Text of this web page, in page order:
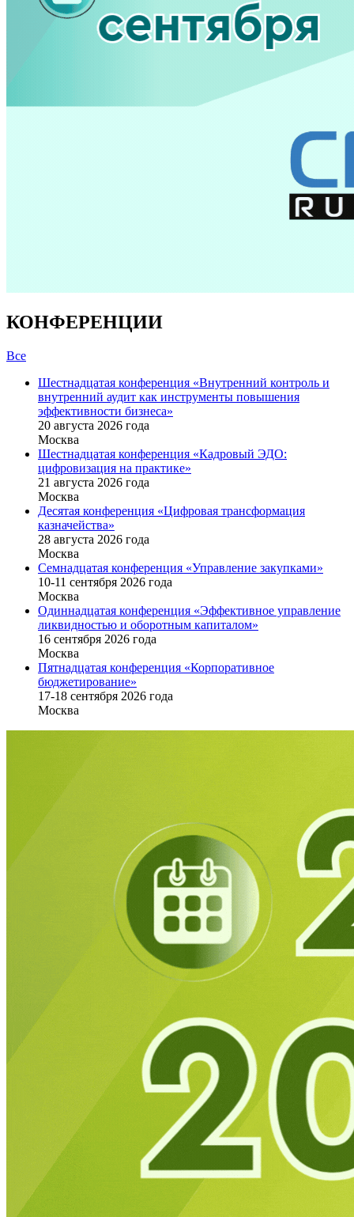
КОНФЕРЕНЦИИ
Все
Шестнадцатая конференция «Внутренний контроль и
внутренний аудит как инструменты повышения
эффективности бизнеса»
20 августа 2026 года
Москва
Шестнадцатая конференция «Кадровый ЭДО:
цифровизация на практике»
21 августа 2026 года
Москва
Десятая конференция «Цифровая трансформация
казначейства»
28 августа 2026 года
Москва
Семнадцатая конференция «Управление закупками»
10-11 сентября 2026 года
Москва
Одиннадцатая конференция «Эффективное управление
ликвидностью и оборотным капиталом»
16 cентября 2026 года
Москва
Пятнадцатая конференция «Корпоративное
бюджетирование»
17-18 сентября 2026 года
Москва